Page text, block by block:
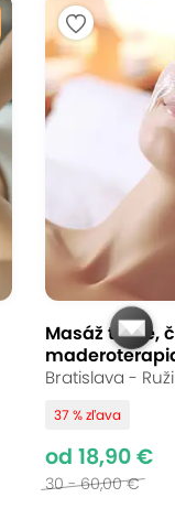
Masáž tváre,
Bratislava -
37 % zľava
od 18,90 €
30 - 60,00 €